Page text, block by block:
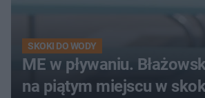
SKOKI DO WODY
ME w pływaniu.
na piątym miejscu w